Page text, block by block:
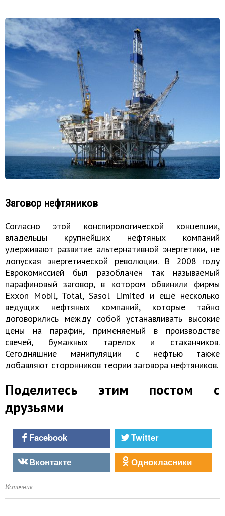
Заговор нефтяников
Согласно этой конспирологической концепции,
владельцы крупнейших нефтяных компаний
удерживают развитие альтернативной энергетики, не
допуская энергетической революции. В 2008 году
Еврокомиссией был разоблачен так называемый
парафиновый заговор, в котором обвинили фирмы
Exxon Mobil, Total, Sasol Limited и ещё несколько
ведущих нефтяных компаний, которые тайно
договорились между собой устанавливать высокие
цены на парафин, применяемый в производстве
свечей, бумажных тарелок и стаканчиков.
Сегодняшние манипуляции с нефтью также
добавляют сторонников теории заговора нефтяников.
Поделитесь этим постом с
друзьями
Facebook
Twitter
Вконтакте
Однокласники
Источник